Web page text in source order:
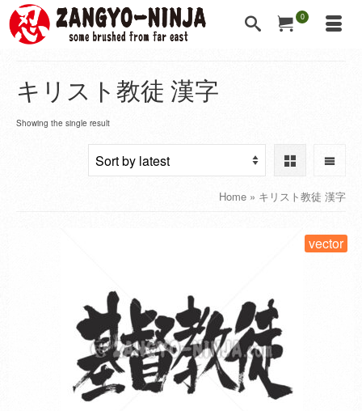
0
キリスト教徒 漢字
Showing the single result
Home » キリスト教徒 漢字
vector